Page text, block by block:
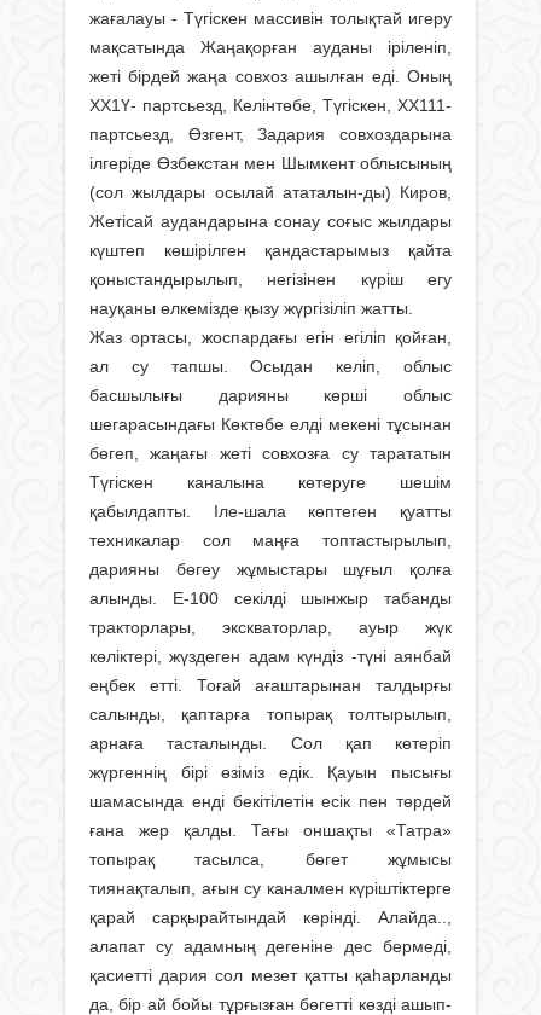
жағалауы - Түгіскен массивін толықтай игеру
мақсатында Жаңақорған ауданы іріленіп,
жеті бірдей жаңа совхоз ашылған еді. Оның
ХХ1Ү- партсьезд, Келінтөбе, Түгіскен, ХХ111-
партсьезд, Өзгент, Задария совхоздарына
ілгеріде Өзбекстан мен Шымкент облысының
(сол жылдары осылай ататалын-ды) Киров,
Жетісай аудандарына сонау соғыс жылдары
күштеп көшірілген қандастарымыз қайта
қоныстандырылып, негізінен күріш егу
науқаны өлкемізде қызу жүргізіліп жатты.
Жаз ортасы, жоспардағы егін егіліп қойған,
ал су тапшы. Осыдан келіп, облыс
басшылығы дарияны көрші облыс
шегарасындағы Көктөбе елді мекені тұсынан
бөгеп, жаңағы жеті совхозға су тарататын
Түгіскен каналына көтеруге шешім
қабылдапты. Іле-шала көптеген қуатты
техникалар сол маңға топтастырылып,
дарияны бөгеу жұмыстары шұғыл қолға
алынды. Е-100 секілді шынжыр табанды
тракторлары, экскваторлар, ауыр жүк
көліктері, жүздеген адам күндіз -түні аянбай
еңбек етті. Тоғай ағаштарынан талдырғы
салынды, қаптарға топырақ толтырылып,
арнаға тасталынды. Сол қап көтеріп
жүргеннің бірі өзіміз едік. Қауын пысығы
шамасында енді бекітілетін есік пен төрдей
ғана жер қалды. Тағы оншақты «Татра»
топырақ тасылса, бөгет жұмысы
тиянақталып, ағын су каналмен күріштіктерге
қарай сарқырайтындай көрінді. Алайда..,
алапат су адамның дегеніне дес бермеді,
қасиетті дария сол мезет қатты қаһарланды
да, бір ай бойы тұрғызған бөгетті көзді ашып-